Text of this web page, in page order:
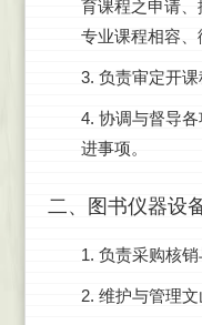
育课程之申请
专业课程相容、
3. 负责审定开课
4. 协调与督导
进事项。
二、图书仪器设
1. 负责采购核
2. 维护与管理文